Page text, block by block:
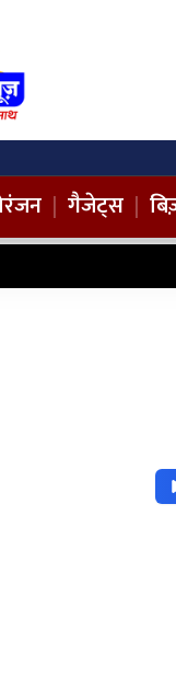
| गैजेट्स |